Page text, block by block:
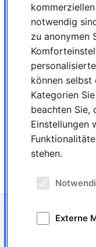
experteer.de
jobbeast.de
jobs.de (ehemals:
jobware.de
meinestadt.de
stellenanzeigen.de
stepstone.de
xing.com
yourfirm.de
Auswahl
Indeed
Jobrapido
Talent.com
06126 2290410
notwendig
zu anonymen
können selbst
Kategorien
beachten Sie,
Einstellungen
stehen.
Externe